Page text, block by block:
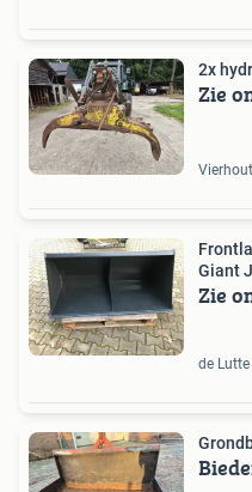
2x
Zie
Zie
de Lutte